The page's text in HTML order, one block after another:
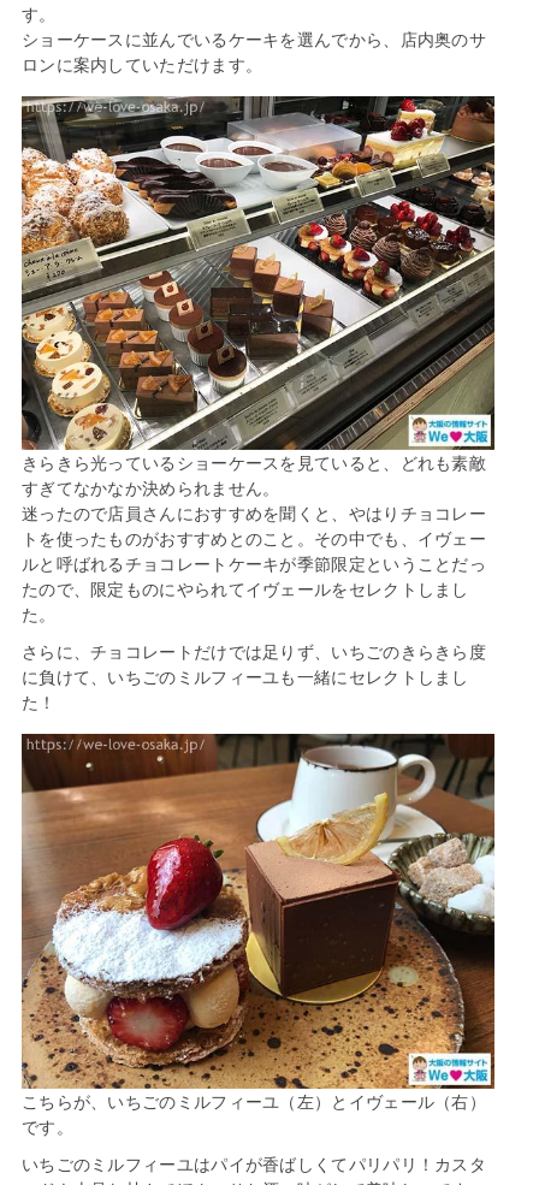
す。
ショーケースに並んでいるケーキを選んでから、店内奥のサ
ロンに案内していただけます。
きらきら光っているショーケースを見ていると、どれも素敵
すぎてなかなか決められません。
迷ったので店員さんにおすすめを聞くと、やはりチョコレー
トを使ったものがおすすめとのこと。その中でも、イヴェー
ルと呼ばれるチョコレートケーキが季節限定ということだっ
たので、限定ものにやられてイヴェールをセレクトしまし
た。
さらに、チョコレートだけでは足りず、いちごのきらきら度
に負けて、いちごのミルフィーユも一緒にセレクトしまし
た！
こちらが、いちごのミルフィーユ（左）とイヴェール（右）
です。
いちごのミルフィーユはパイが香ばしくてパリパリ！カスタ